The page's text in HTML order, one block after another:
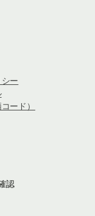
ー
ード）
認